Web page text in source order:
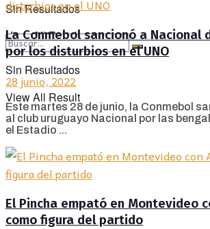
Sin Resultados
View All Result
Sin Resultados
View All Result
La Conmebol sancionó a Nacional
por los disturbios en el UNO
28 junio, 2022
Este martes 28 de junio, la Conmebol
al club uruguayo Nacional por las
el Estadio ...
El Pincha empató en Montevideo
como figura del partido